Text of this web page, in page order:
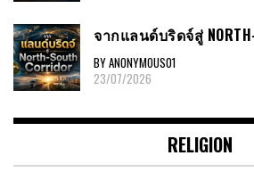
จากแลนด์บริดจ์สู่ NORTH-
BY ANONYMOUS01
23/07/2026
RELIGION